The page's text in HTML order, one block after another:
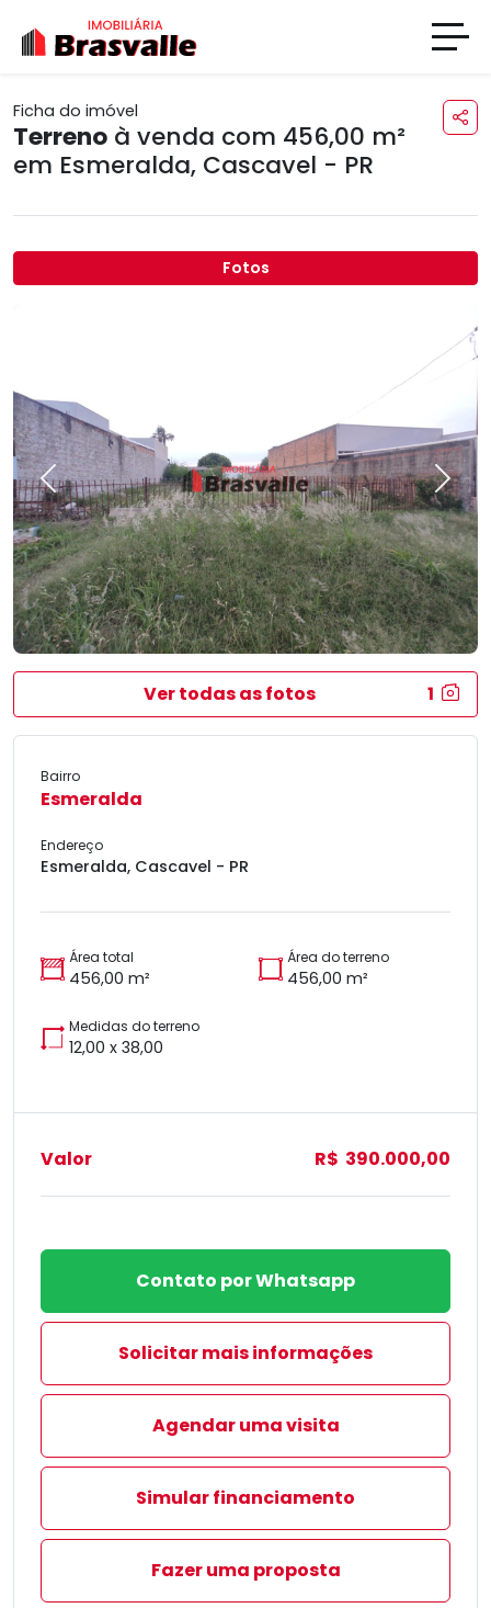
Ficha do imóvel
Terreno à venda com 456,00 m²
em Esmeralda, Cascavel - PR
Fotos
Previous Next
Ver todas as fotos 1
Bairro
Esmeralda
Endereço
Esmeralda, Cascavel - PR
Área total
456,00 m²
Área do terreno
456,00 m²
Medidas do terreno
12,00 x 38,00
Valor R$ 390.000,00
Contato por Whatsapp
Solicitar mais informações
Agendar uma visita
Simular financiamento
Fazer uma proposta